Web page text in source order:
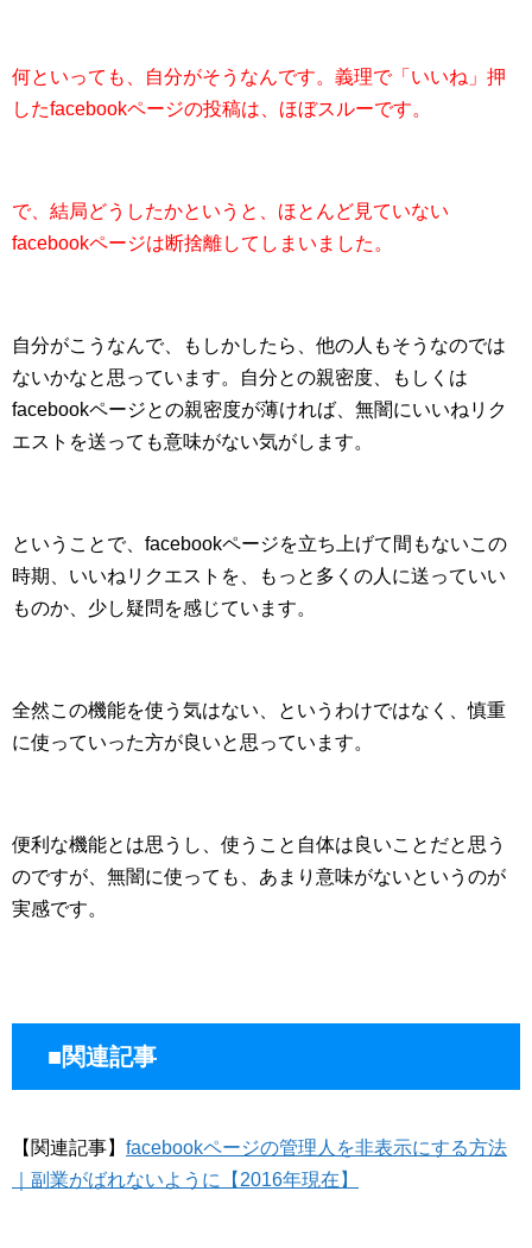
何といっても、自分がそうなんです。義理で「いいね」押
したfacebookページの投稿は、ほぼスルーです。
で、結局どうしたかというと、ほとんど見ていない
facebookページは断捨離してしまいました。
自分がこうなんで、もしかしたら、他の人もそうなのでは
ないかなと思っています。自分との親密度、もしくは
facebookページとの親密度が薄ければ、無闇にいいねリク
エストを送っても意味がない気がします。
ということで、facebookページを立ち上げて間もないこの
時期、いいねリクエストを、もっと多くの人に送っていい
ものか、少し疑問を感じています。
全然この機能を使う気はない、というわけではなく、慎重
に使っていった方が良いと思っています。
便利な機能とは思うし、使うこと自体は良いことだと思う
のですが、無闇に使っても、あまり意味がないというのが
実感です。
■関連記事
【関連記事】 facebookページの管理人を非表示にする方法
｜副業がばれないように【2016年現在】